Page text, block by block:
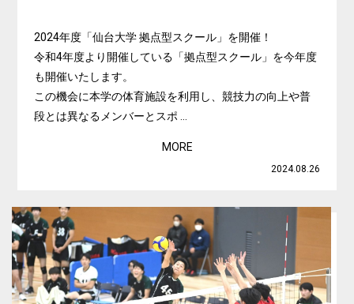
2024年度「仙台大学 拠点型スクール」を開催！
令和4年度より開催している「拠点型スクール」を今年度
も開催いたします。
この機会に本学の体育施設を利用し、競技力の向上や普
段とは異なるメンバーとスポ ...
MORE
2024.08.26